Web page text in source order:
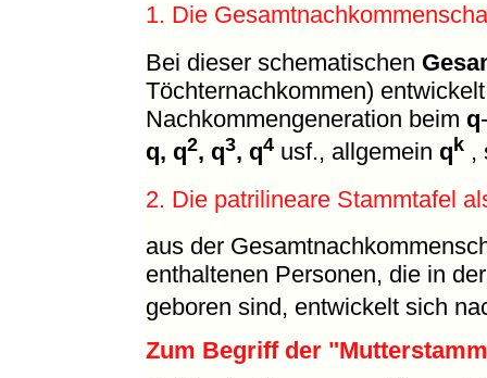
1. Die
Bei dieser schematischen
Töchternachkommen)
Nachkommengeneration beim q
q, q2, q3, q4usf., allgemein qk ,
2. Die patrilineare Stammtafel
aus der
enthaltenen Personen, die in
geboren sind, entwickelt sich
Zum Begriff der